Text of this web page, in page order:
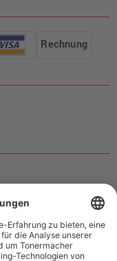
Rechnung
sich ein Warenwert
in Ihrem Warenkorb, ist der